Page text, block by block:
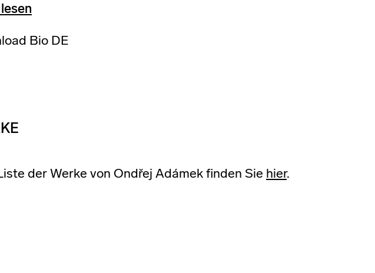
Bio DE
der Werke von Ondřej Adámek finden Sie hier.